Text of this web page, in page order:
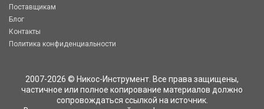
Поставщикам
Блог
Контакты
Политика конфиденциальности
2007-2026 © Никос-Инструмент. Все права защищены,
частичное или полное копирование материалов должно
сопровождаться ссылкой на источник.